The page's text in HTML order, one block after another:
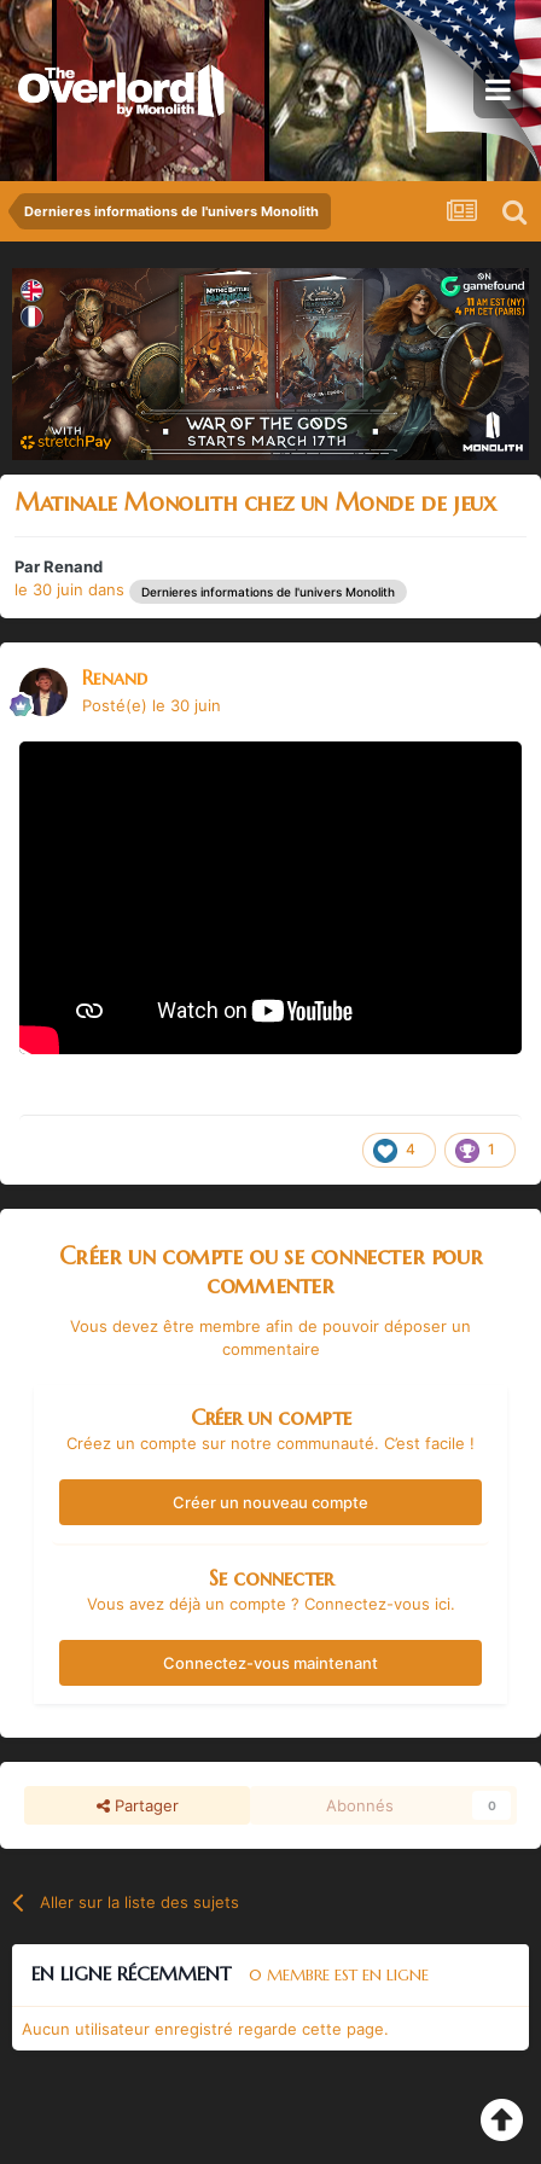
Dernieres informations de l'univers Monolith
Matinale Monolith chez un Monde de jeux
ParRenand
le 30 juin dans Dernieres informations de l'univers Monolith
Renand
Posté(e) le 30 juin
4 1
Créer un compte ou se connecter pour
commenter
Vous devez être membre afin de pouvoir déposer un
commentaire
Créer un compte
Créez un compte sur notre communauté. C’est facile !
Créer un nouveau compte
Se connecter
Vous avez déjà un compte ? Connectez-vous ici.
Connectez-vous maintenant
Partager Abonnés 0
Aller sur la liste des sujets
EN LIGNE RÉCEMMENT 0 MEMBRE EST EN LIGNE
Aucun utilisateur enregistré regarde cette page.